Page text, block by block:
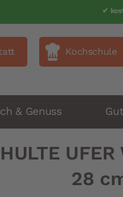
✔
Kochschule
& Genuss
28